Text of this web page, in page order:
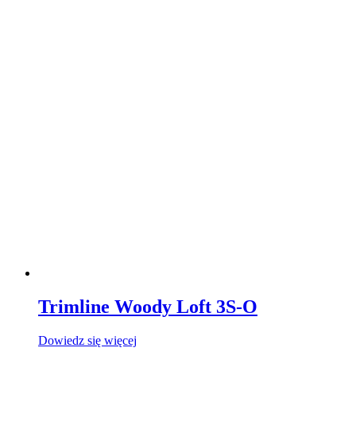
Trimline Woody Loft 3S-O
Dowiedz się więcej